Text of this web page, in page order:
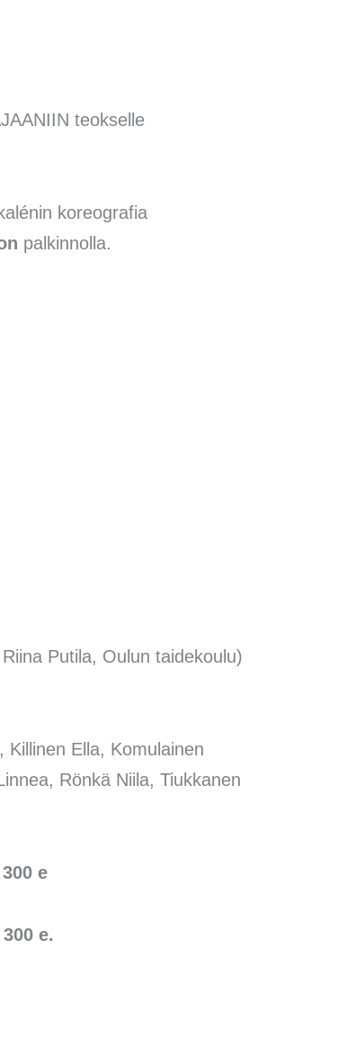
teokselle
koreografia
palkinnolla.
Putila, Oulun taidekoulu)
Ella, Komulainen
Rönkä Niila, Tiukkanen
300 e
300 e.